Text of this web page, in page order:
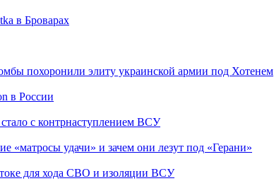
в Броварах
похоронили элиту украинской армии под Хотенем
в России
с контрнаступлением ВСУ
«матросы удачи» и зачем они лезут под «Герани»
для хода СВО и изоляции ВСУ